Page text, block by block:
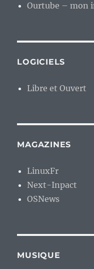
Ourtube – mon
LOGICIELS
Libre et Ouvert
MAGAZINES
LinuxFr
Next-Inpact
OSNews
MUSIQUE